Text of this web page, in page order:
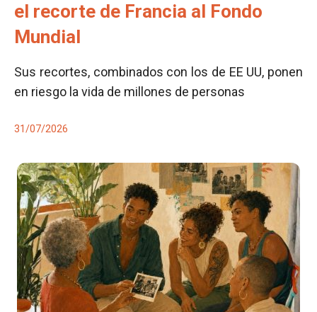
el recorte de Francia al Fondo
Mundial
Sus recortes, combinados con los de EE UU, ponen
en riesgo la vida de millones de personas
31/07/2026